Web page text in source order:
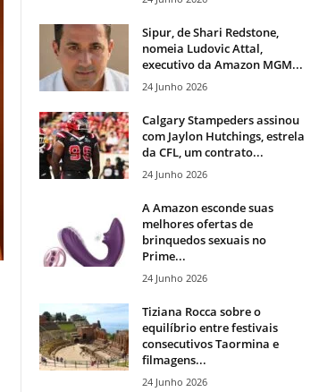
Sipur, de Shari Redstone,
nomeia Ludovic Attal,
executivo da Amazon MGM...
24 Junho 2026
Calgary Stampeders assinou
com Jaylon Hutchings, estrela
da CFL, um contrato...
24 Junho 2026
A Amazon esconde suas
melhores ofertas de
brinquedos sexuais no
Prime...
24 Junho 2026
Tiziana Rocca sobre o
equilíbrio entre festivais
consecutivos Taormina e
filmagens...
24 Junho 2026